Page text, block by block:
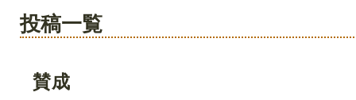
投稿一覧
賛成